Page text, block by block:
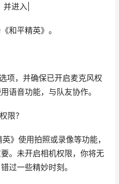
并进入|
和平精英》。
项，并确保已开启麦克风权
语音功能，与队友协作。
限？
》使用拍照或录像等功能，
。未开启相机权限，你将无
过一些精妙时刻。